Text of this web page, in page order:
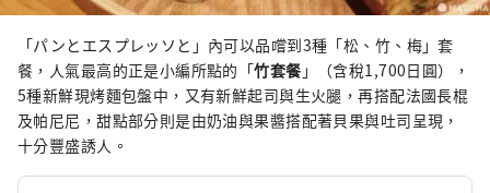
「パンとエスプレッソと」內可以品嚐到3種「松、竹、梅」套
餐，人氣最高的正是小編所點的「竹套餐 」（含稅1,700日圓），
5種新鮮現烤麵包盤中，又有新鮮起司與生火腿，再搭配法國長棍
及帕尼尼，甜點部分則是由奶油與果醬搭配著貝果與吐司呈現，
十分豐盛誘人。